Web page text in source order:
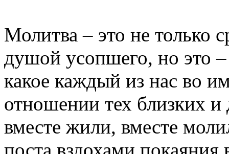
Молитва – это не только
душой усопшего, но это
какое каждый из нас во
отношении тех близких
вместе жили, вместе
поста вздохами покаяния